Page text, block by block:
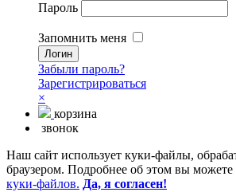
Пароль
Запомнить меня
Забыли пароль?
Зарегистрироваться
×
корзина
звонок
Наш сайт использует куки-файлы,
браузером. Подробнее об этом вы можете
куки-файлов. Да, я согласен!